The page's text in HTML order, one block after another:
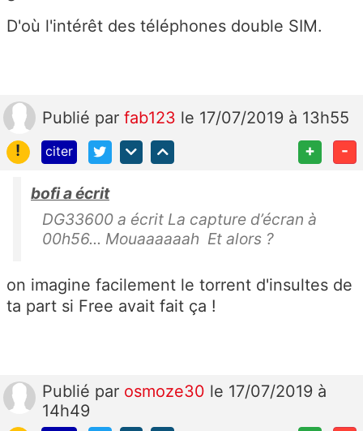
D'où l'intérêt des téléphones double SIM.
Publié par fab123 le 17/07/2019 à 13h55
!
citer + -
bofi a écrit
DG33600 a écrit La capture d’écran à
00h56... Mouaaaaaah Et alors ?
on imagine facilement le torrent d'insultes de
ta part si Free avait fait ça !
Publié par osmoze30 le 17/07/2019 à
14h49